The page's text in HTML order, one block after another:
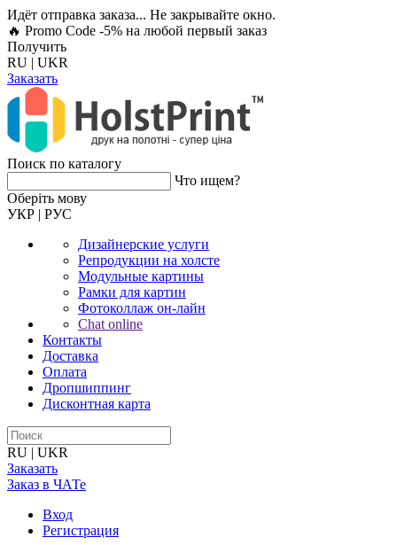
Идёт отправка заказа... Не закрывайте окно.
🔥 Promo Code -5% на любой первый заказ
Получить
RU | UKR
Заказать
Поиск по каталогу
Что ищем?
Оберiть мову
УКР | РУС
Дизайнерские услуги
Репродукции на холсте
Модульные картины
Рамки для картин
Фотоколлаж он-лайн
Chat online
Контакты
Доставка
Оплата
Дропшиппинг
Дисконтная карта
RU | UKR
Заказать
Заказ в ЧАТе
Вход
Регистрация